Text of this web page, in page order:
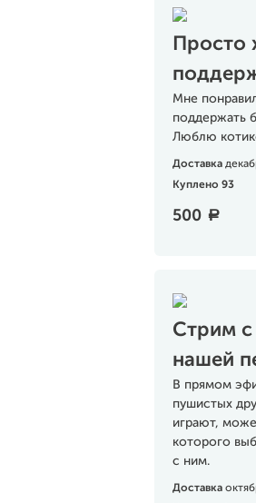
Просто
Мне
поддержать
Люблю
Доставка
Куплено 93
500 a
Стрим с
нашей
В прямом
пушистых
играют,
которого
с ним.
Доставка